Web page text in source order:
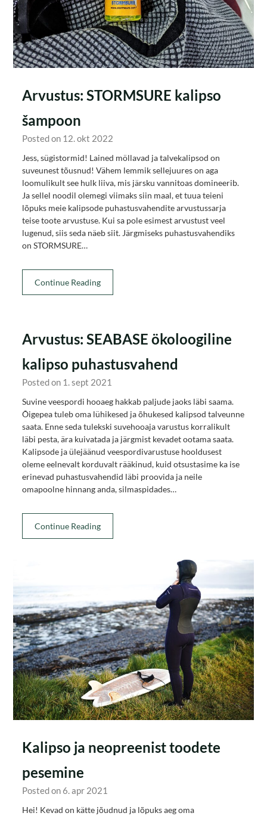
Arvustus: STORMSURE kalipso
šampoon
Posted on 12. okt 2022
Jess, sügistormid! Lained möllavad ja talvekalipsod on
suveunest tõusnud! Vähem lemmik sellejuures on aga
loomulikult see hulk liiva, mis järsku vannitoas domineerib.
Ja sellel noodil olemegi viimaks siin maal, et tuua teieni
lõpuks meie kalipsode puhastusvahendite arvustussarja
teise toote arvustuse. Kui sa pole esimest arvustust veel
lugenud, siis seda näeb siit. Järgmiseks puhastusvahendiks
on STORMSURE…
Continue Reading
Arvustus: SEABASE ökoloogiline
kalipso puhastusvahend
Posted on 1. sept 2021
Suvine veespordi hooaeg hakkab paljude jaoks läbi saama.
Õigepea tuleb oma lühikesed ja õhukesed kalipsod talveunne
saata. Enne seda tulekski suvehooaja varustus korralikult
läbi pesta, ära kuivatada ja järgmist kevadet ootama saata.
Kalipsode ja ülejäänud veespordivarustuse hooldusest
oleme eelnevalt korduvalt rääkinud, kuid otsustasime ka ise
erinevad puhastusvahendid läbi proovida ja neile
omapoolne hinnang anda, silmaspidades…
Continue Reading
Kalipso ja neopreenist toodete
pesemine
Posted on 6. apr 2021
Hei! Kevad on kätte jõudnud ja lõpuks aeg oma